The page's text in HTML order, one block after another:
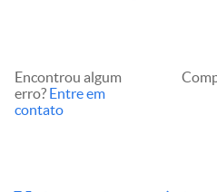
Encontrou algum
erro? Entre em
contato